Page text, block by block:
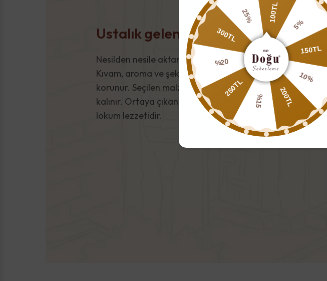
Ustalık geleneği
Nesilden nesile aktarılan üretim bilgisiyle lokum hazırlanır.
Kıvam, aroma ve şeker dengesi her aşamada titizlikle
korunur. Seçilen malzemeler özenle işlenir, sürece sadık
kalınır. Ortaya çıkan sonuç, zamana karşı değişmeyen bir
lokum lezzetidir.
100TL
5%
150TL
10%
200TL
%15
250TL
%20
300TL
25%